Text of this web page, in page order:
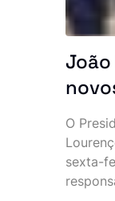
O
sexta-